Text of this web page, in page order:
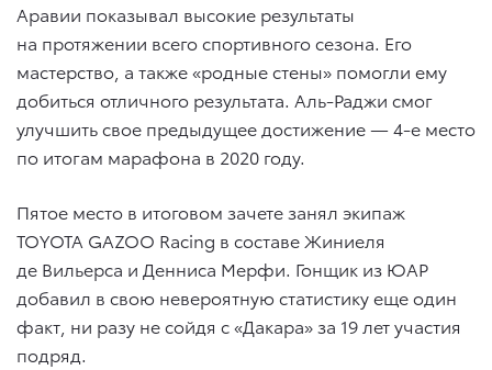
Аравии показывал высокие результаты
на протяжении всего спортивного сезона. Его
мастерство, а также «родные стены» помогли ему
добиться отличного результата. Аль-Раджи смог
улучшить свое предыдущее достижение — 4-е место
по итогам марафона в 2020 году.
Пятое место в итоговом зачете занял экипаж
TOYOTA GAZOO Racing в составе Жиниеля
де Вильерса и Денниса Мерфи. Гонщик из ЮАР
добавил в свою невероятную статистику еще один
факт, ни разу не сойдя с «Дакара» за 19 лет участия
подряд.